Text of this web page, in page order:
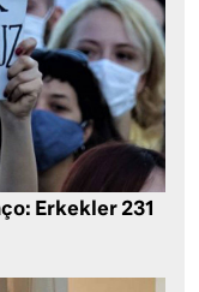
Erkekler 231